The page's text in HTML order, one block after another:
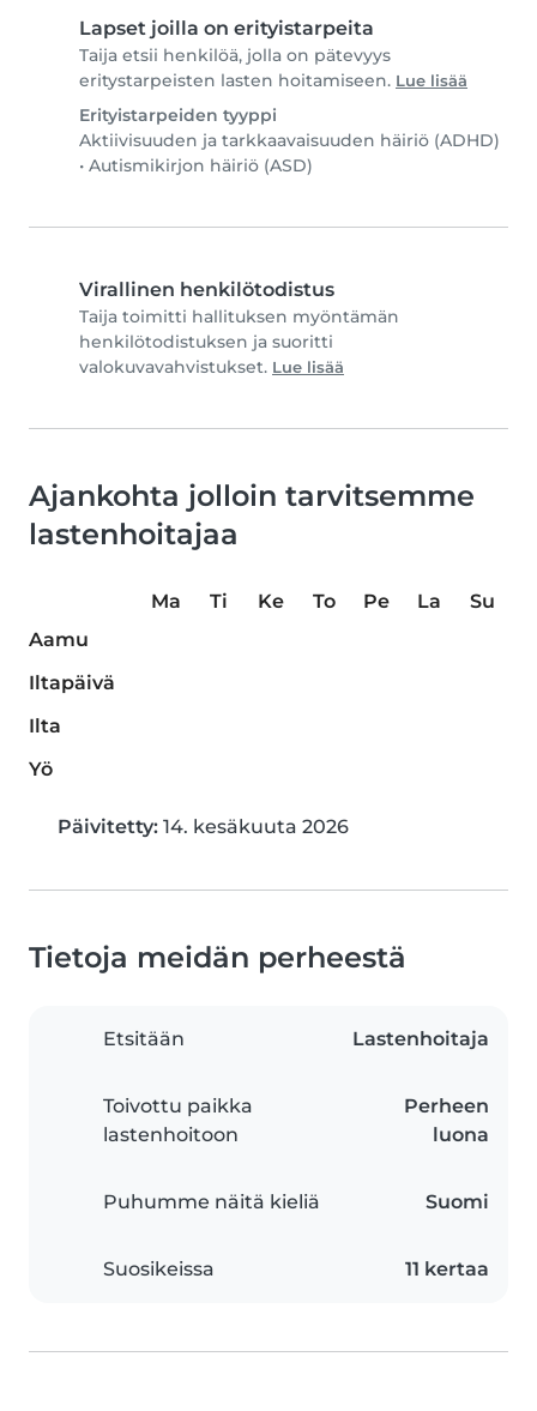
Lapset joilla on erityistarpeita
Taija etsii henkilöä, jolla on pätevyys
eritystarpeisten lasten hoitamiseen. Lue lisää
Erityistarpeiden tyyppi
Aktiivisuuden ja tarkkaavaisuuden häiriö (ADHD)
• Autismikirjon häiriö (ASD)
Virallinen henkilötodistus
Taija toimitti hallituksen myöntämän
henkilötodistuksen ja suoritti
valokuvavahvistukset. Lue lisää
Ajankohta jolloin tarvitsemme
lastenhoitajaa
Ma Ti Ke To Pe La
Su
Aamu
Iltapäivä
Ilta
Yö
Päivitetty: 14. kesäkuuta 2026
Tietoja meidän perheestä
Etsitään Lastenhoitaja
Toivottu paikka
lastenhoitoon
Perheen
luona
Puhumme näitä kieliä Suomi
Suosikeissa 11 kertaa